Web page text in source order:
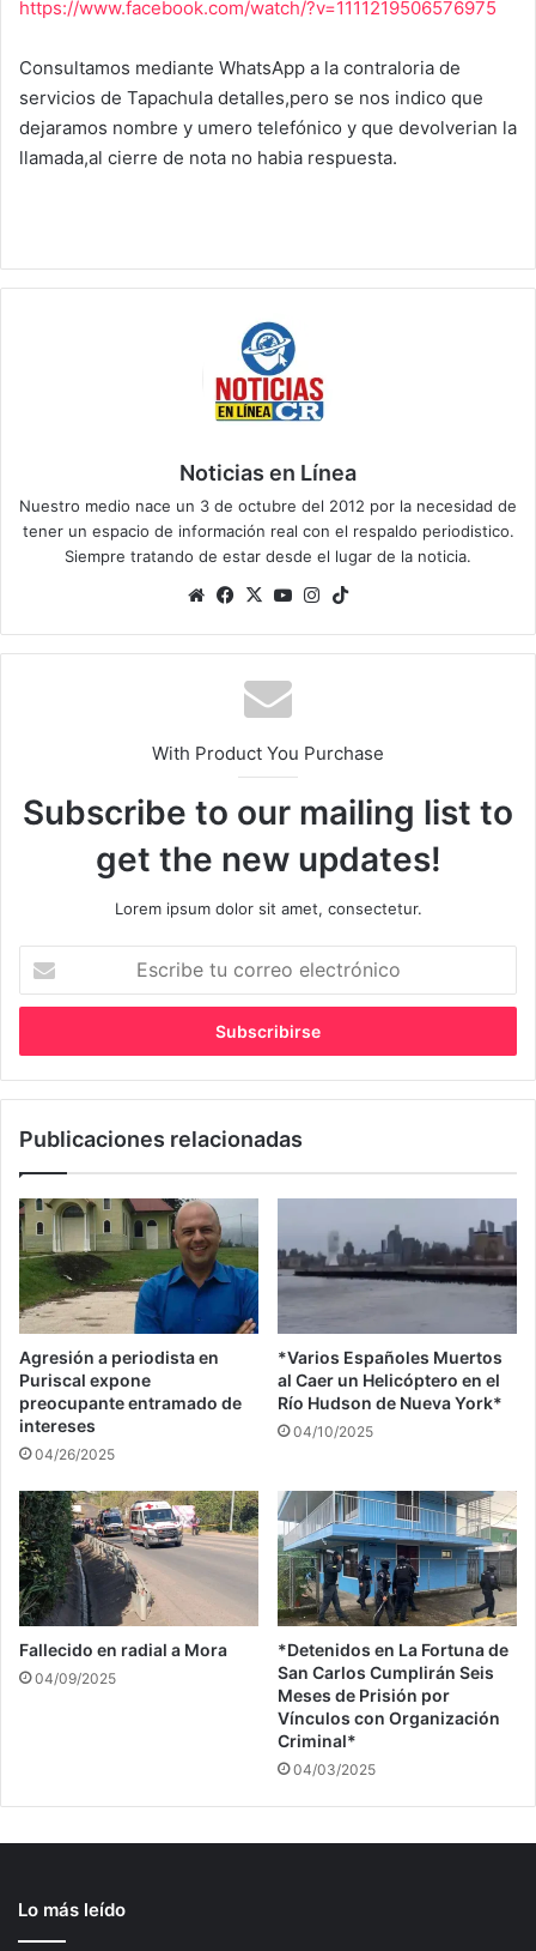
https://www.facebook.com/watch/?v=1111219506576975
Consultamos mediante WhatsApp a la contraloria de
servicios de Tapachula detalles,pero se nos indico que
dejaramos nombre y umero telefónico y que devolverian la
llamada,al cierre de nota no habia respuesta.
Noticias en Línea
Nuestro medio nace un 3 de octubre del 2012 por la necesidad de
tener un espacio de información real con el respaldo periodistico.
Siempre tratando de estar desde el lugar de la noticia.
SitioFacebook
X YouTubeInstagram
With Product You Purchase
Subscribe to our mailing list to
get the new updates!
Lorem ipsum dolor sit amet, consectetur.
correo
Publicaciones relacionadas
Agresión a periodista en
Puriscal expone
preocupante entramado de
intereses
04/26/2025
*Varios Españoles Muertos
al Caer un Helicóptero en el
Río Hudson de Nueva York*
04/10/2025
Fallecido en radial a Mora
04/09/2025
*Detenidos en La Fortuna de
San Carlos Cumplirán Seis
Meses de Prisión por
Vínculos con Organización
Criminal*
04/03/2025
Lo más leído